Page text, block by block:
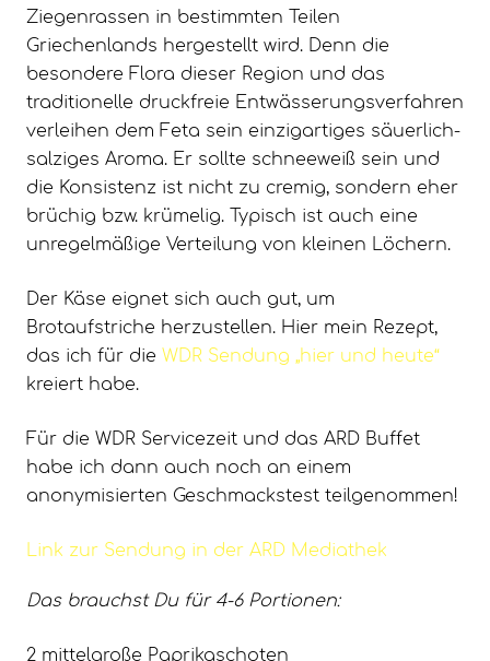
Ziegenrassen in bestimmten Teilen
Griechenlands hergestellt wird. Denn die
besondere Flora dieser Region und das
traditionelle druckfreie Entwässerungsverfahren
verleihen dem Feta sein einzigartiges säuerlich-
salziges Aroma. Er sollte schneeweiß sein und
die Konsistenz ist nicht zu cremig, sondern eher
brüchig bzw. krümelig. Typisch ist auch eine
unregelmäßige Verteilung von kleinen Löchern.
Der Käse eignet sich auch gut, um
Brotaufstriche herzustellen. Hier mein Rezept,
das ich für die WDR Sendung „hier und heute“
kreiert habe.
Für die WDR Servicezeit und das ARD Buffet
habe ich dann auch noch an einem
anonymisierten Geschmackstest teilgenommen!
Link zur Sendung in der ARD Mediathek
Das brauchst Du für 4-6 Portionen:
2 mittelgroße Paprikaschoten